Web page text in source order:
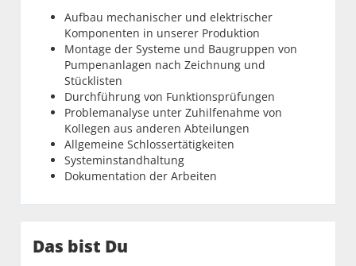
Aufbau mechanischer und elektrischer
Komponenten in unserer Produktion
Montage der Systeme und Baugruppen von
Pumpenanlagen nach Zeichnung und
Stücklisten
Durchführung von Funktionsprüfungen
Problemanalyse unter Zuhilfenahme von
Kollegen aus anderen Abteilungen
Allgemeine Schlossertätigkeiten
Systeminstandhaltung
Dokumentation der Arbeiten
Das bist Du